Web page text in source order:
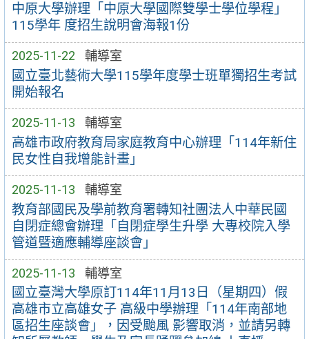
中原大學辦理「中原大學國際雙學士學位學程」
115學年 度招生說明會海報1份
2025-11-22 輔導室
國立臺北藝術大學115學年度學士班單獨招生考試
開始報名
2025-11-13 輔導室
高雄市政府教育局家庭教育中心辦理「114年新住
民女性自我增能計畫」
2025-11-13 輔導室
教育部國民及學前教育署轉知社團法人中華民國
自閉症總會辦理「自閉症學生升學 大專校院入學
管道暨適應輔導座談會」
2025-11-13 輔導室
國立臺灣大學原訂114年11月13日（星期四）假
高雄市立高雄女子 高級中學辦理「114年南部地
區招生座談會」，因受颱風 影響取消，並請另轉